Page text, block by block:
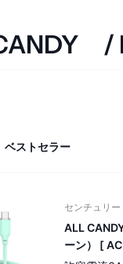
/
センチュリ
ALL
ーン） [